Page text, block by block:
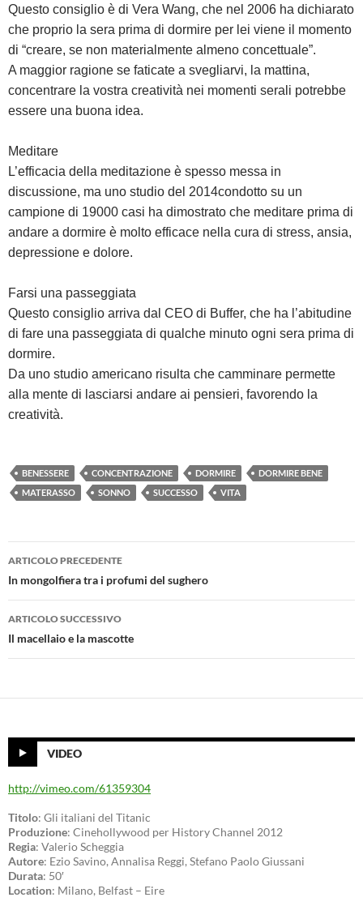
Questo consiglio è di Vera Wang, che nel 2006 ha dichiarato
che proprio la sera prima di dormire per lei viene il momento
di “creare, se non materialmente almeno concettuale”.
A maggior ragione se faticate a svegliarvi, la mattina,
concentrare la vostra creatività nei momenti serali potrebbe
essere una buona idea.
Meditare
L’efficacia della meditazione è spesso messa in
discussione, ma uno studio del 2014condotto su un
campione di 19000 casi ha dimostrato che meditare prima di
andare a dormire è molto efficace nella cura di stress, ansia,
depressione e dolore.
Farsi una passeggiata
Questo consiglio arriva dal CEO di Buffer, che ha l’abitudine
di fare una passeggiata di qualche minuto ogni sera prima di
dormire.
Da uno studio americano risulta che camminare permette
alla mente di lasciarsi andare ai pensieri, favorendo la
creatività.
BENESSERE CONCENTRAZIONE DORMIRE
DORMIRE BENE
MATERASSO
SONNO SUCCESSO VITA
Navigazione
articolo
ARTICOLO PRECEDENTE
In mongolfiera tra i profumi del sughero
ARTICOLO SUCCESSIVO
Il macellaio e la mascotte
VIDEO
http://vimeo.com/61359304
Titolo: Gli italiani del Titanic
Produzione: Cinehollywood per History Channel 2012
Regia: Valerio Scheggia
Autore: Ezio Savino, Annalisa Reggi, Stefano Paolo Giussani
Durata: 50′
Location: Milano, Belfast – Eire